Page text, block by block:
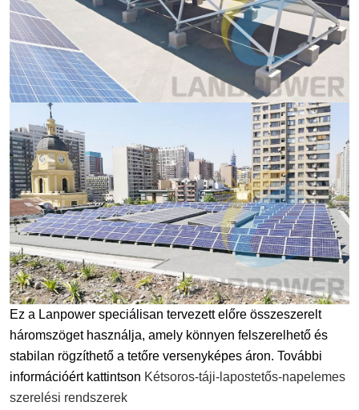
Ez a Lanpower speciálisan tervezett előre összeszerelt
háromszöget használja, amely könnyen felszerelhető és
stabilan rögzíthető a tetőre versenyképes áron. További
információért kattintson Kétsoros-táji-lapostetős-napelemes
szerelési rendszerek